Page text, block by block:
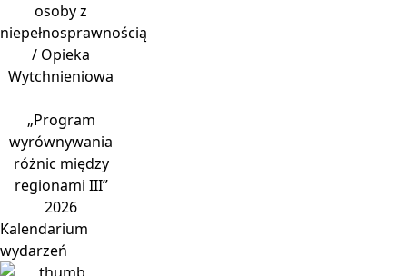
osoby z
niepełnosprawnością
/ Opieka
Wytchnieniowa
„Program
wyrównywania
różnic między
regionami III”
2026
Kalendarium
wydarzeń